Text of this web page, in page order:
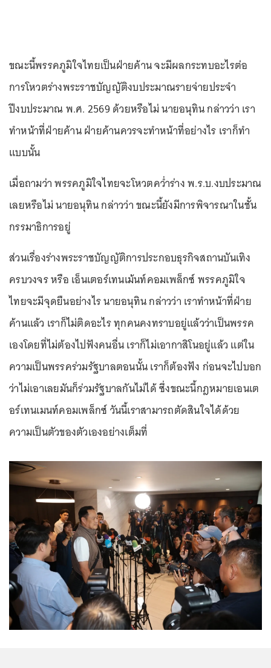
ขณะนี้พรรคภูมิใจไทยเป็นฝ่ายค้าน จะมีผลกระทบอะไรต่อ
การโหวตร่างพระราชบัญญัติงบประมาณรายจ่ายประจำ
ปีงบประมาณ พ.ศ. 2569 ด้วยหรือไม่ นายอนุทิน กล่าวว่า เรา
ทำหน้าที่ฝ่ายค้าน ฝ่ายค้านควรจะทำหน้าที่อย่างไร เราก็ทำ
แบบนั้น
เมื่อถามว่า พรรคภูมิใจไทยจะโหวตคว่ำร่าง พ.ร.บ.งบประมาณ
เลยหรือไม่ นายอนุทิน กล่าวว่า ขณะนี้ยังมีการพิจารณาในชั้น
กรรมาธิการอยู่
ส่วนเรื่องร่างพระราชบัญญัติการประกอบธุรกิจสถานบันเทิง
ครบวงจร หรือ เอ็นเตอร์เทนเม้นท์คอมเพล็กซ์ พรรคภูมิใจ
ไทยจะมีจุดยืนอย่างไร นายอนุทิน กล่าวว่า เราทำหน้าที่ฝ่าย
ค้านแล้ว เราก็ไม่ติดอะไร ทุกคนคงทราบอยู่แล้วว่าเป็นพรรค
เองโดยที่ไม่ต้องไปฟังคนอื่น เราก็ไม่เอากาสิโนอยู่แล้ว แต่ใน
ความเป็นพรรคร่วมรัฐบาลตอนนั้น เราก็ต้องฟัง ก่อนจะไปบอก
ว่าไม่เอาเลยมันก็ร่วมรัฐบาลกันไม่ได้ ซึ่งขณะนี้กฎหมายเอนเต
อร์เทนเมนท์คอมเพล็กซ์ วันนี้เราสามารถตัดสินใจได้ด้วย
ความเป็นตัวของตัวเองอย่างเต็มที่